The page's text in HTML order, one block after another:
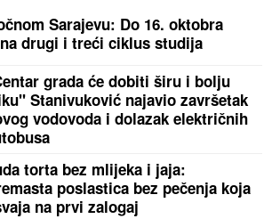
Sarajevu: Do 16. oktobra
drugi i treći ciklus studija
grada će dobiti širu i bolju
Stanivuković najavio završetak
vodovoda i dolazak električnih
torta bez mlijeka i jaja:
poslastica bez pečenja koja
na prvi zalogaj